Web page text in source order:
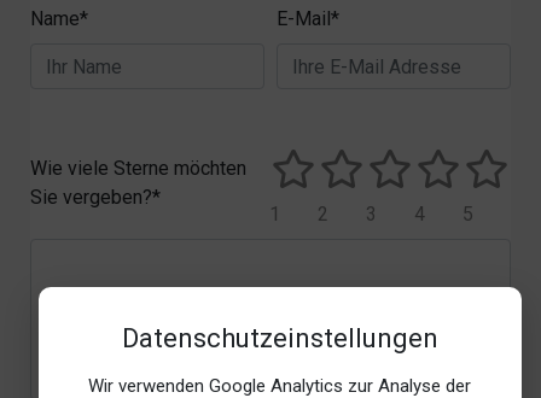
Datenschutzeinstellungen
Wir verwenden Google Analytics zur Analyse der
Name* E-Mail*
Wie viele Sterne möchten
Sie vergeben?*
5
4
3
2
1